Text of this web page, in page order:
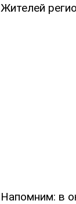
Жителей
Напомним: в